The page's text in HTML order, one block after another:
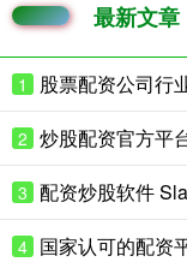
最新文章
1
2
3
4 国家认可的配资